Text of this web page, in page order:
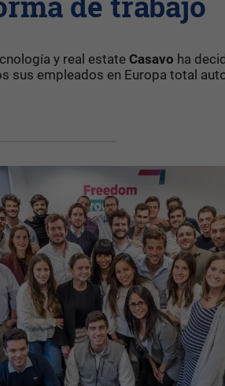
y real estateCasavo ha
sus empleados en Europa total